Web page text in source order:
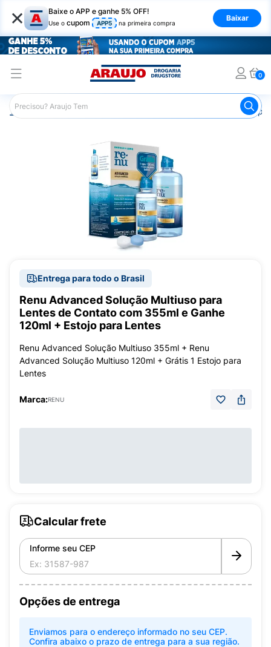
× Baixe o APP e ganhe 5% OFF!
Use o cupom APP5 na primeira compra
Baixar
0
Araujo Medicamentos Produtos
Entrega para todo o Brasil
Renu Advanced Solução Multiuso para
Lentes de Contato com 355ml e Ganhe
120ml + Estojo para Lentes
Renu Advanced Solução Multiuso 355ml + Renu
Advanced Solução Multiuso 120ml + Grátis 1 Estojo para
Lentes
Marca:RENU
Calcular frete
Informe seu CEP
Opções de entrega
Enviamos para o endereço informado no seu CEP.
Confira abaixo o prazo de entrega para a sua região.